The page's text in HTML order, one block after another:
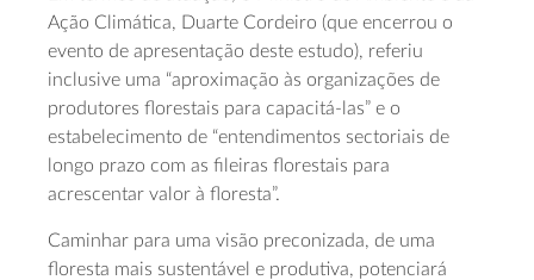
Ação Climática, Duarte Cordeiro (que encerrou o
evento de apresentação deste estudo), referiu
inclusive uma “aproximação às organizações de
produtores florestais para capacitá-las” e o
estabelecimento de “entendimentos sectoriais de
longo prazo com as fileiras florestais para
acrescentar valor à floresta”.
Caminhar para uma visão preconizada, de uma
floresta mais sustentável e produtiva, potenciará